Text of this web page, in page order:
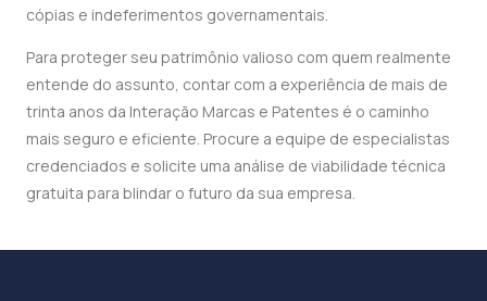
cópias e indeferimentos governamentais.
Para proteger seu patrimônio valioso com quem realmente
entende do assunto, contar com a experiência de mais de
trinta anos da Interação Marcas e Patentes é o caminho
mais seguro e eficiente. Procure a equipe de especialistas
credenciados e solicite uma análise de viabilidade técnica
gratuita para blindar o futuro da sua empresa.